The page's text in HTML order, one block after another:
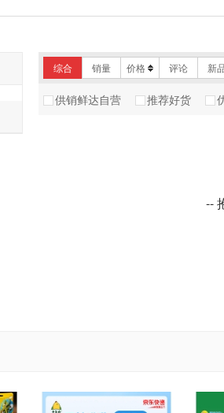
综合 销量 价格 评论 新
供销鲜达自营 推荐好货
--